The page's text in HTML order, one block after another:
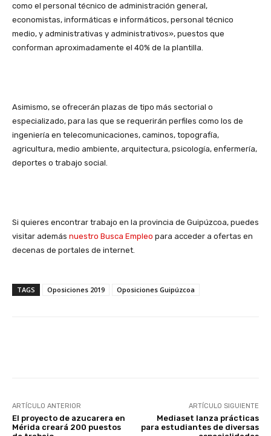
como el personal técnico de administración general,
economistas, informáticas e informáticos, personal técnico
medio, y administrativas y administrativos», puestos que
conforman aproximadamente el 40% de la plantilla.
Asimismo, se ofrecerán plazas de tipo más sectorial o
especializado, para las que se requerirán perfiles como los de
ingeniería en telecomunicaciones, caminos, topografía,
agricultura, medio ambiente, arquitectura, psicología, enfermería,
deportes o trabajo social.
Si quieres encontrar trabajo en la provincia de Guipúzcoa, puedes
visitar además nuestro Busca Empleo para acceder a ofertas en
decenas de portales de internet.
TAGS Oposiciones 2019 Oposiciones Guipúzcoa
ARTÍCULO ANTERIOR
El proyecto de azucarera en
Mérida creará 200 puestos
ARTÍCULO SIGUIENTE
Mediaset lanza prácticas
para estudiantes de diversas